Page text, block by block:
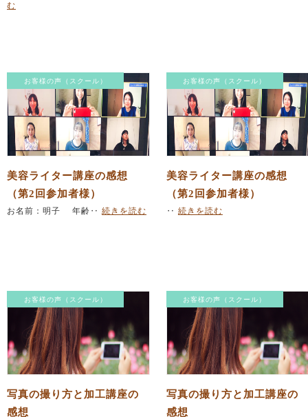
む
お客様の声（スクール）
美容ライター講座の感想
（第2回参加者様）
お名前：明子 年齢‥ 続きを読む
お客様の声（スクール）
美容ライター講座の感想
（第2回参加者様）
‥ 続きを読む
お客様の声（スクール）
写真の撮り方と加工講座の
感想
お客様の声（スクール）
写真の撮り方と加工講座の
感想